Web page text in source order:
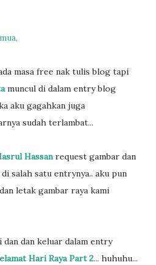
masa free nak tulis blog tapi
muncul di dalam entry blog
aku gagahkan juga
sudah terlambat...
Hassanrequest gambar dan
salah satu entrynya.. aku pun
letak gambar raya kami
dan keluar dalam entry
Hari Raya Part 2... huhuhu...